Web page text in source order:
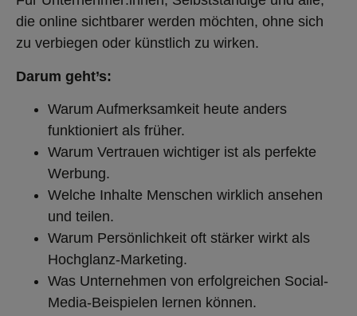
die online sichtbarer werden möchten, ohne sich
zu verbiegen oder künstlich zu wirken.
Darum geht’s:
Warum Aufmerksamkeit heute anders
funktioniert als früher.
Warum Vertrauen wichtiger ist als perfekte
Werbung.
Welche Inhalte Menschen wirklich ansehen
und teilen.
Warum Persönlichkeit oft stärker wirkt als
Hochglanz-Marketing.
Was Unternehmen von erfolgreichen Social-
Media-Beispielen lernen können.